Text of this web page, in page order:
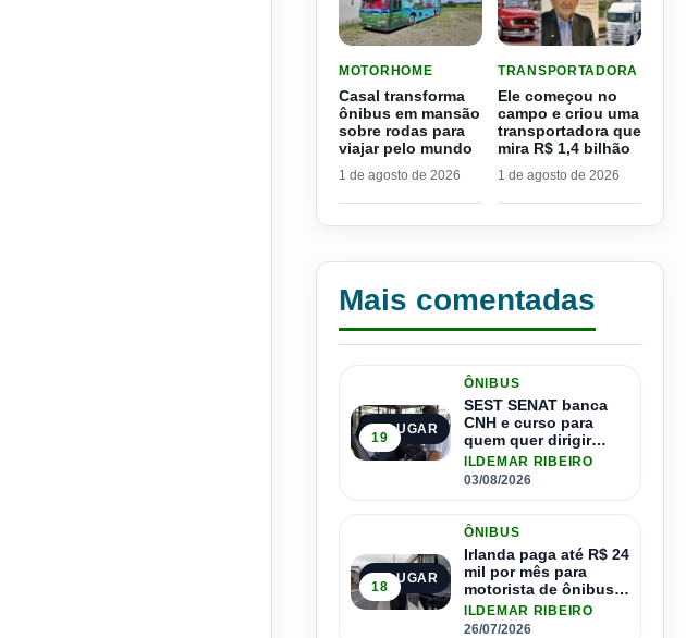
MOTORHOME
Casal transforma
ônibus em mansão
sobre rodas para
viajar pelo mundo
1 de agosto de 2026
TRANSPORTADORA
Ele começou no
campo e criou uma
transportadora que
mira R$ 1,4 bilhão
1 de agosto de 2026
Mais comentadas
1º LUGAR
19
ÔNIBUS
SEST SENAT banca
CNH e curso para
quem quer dirigir
ônibus
ILDEMAR RIBEIRO
03/08/2026
2º LUGAR
18
ÔNIBUS
Irlanda paga até R$ 24
mil por mês para
motorista de ônibus e
pode contratar até
1.500 motoristas
ILDEMAR RIBEIRO
26/07/2026